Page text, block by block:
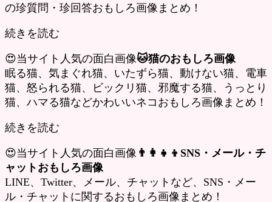
の珍質問・珍回答おもしろ画像まとめ！
続きを読む
😍当サイト人気の面白画像🐱猫のおもしろ画像
眠る猫、気まぐれ猫、いたずら猫、動けない猫、電車
猫、怒られる猫、ビックリ猫、邪魔する猫、うっとり
猫、ハマる猫などかわいいネコおもしろ画像まとめ！
続きを読む
😍当サイト人気の面白画像 👨‍👩‍👧‍👦SNS・メール・チ
ャットおもしろ画像
LINE、Twitter、メール、チャットなど、SNS・メー
ル・チャットに関するおもしろ画像まとめ！